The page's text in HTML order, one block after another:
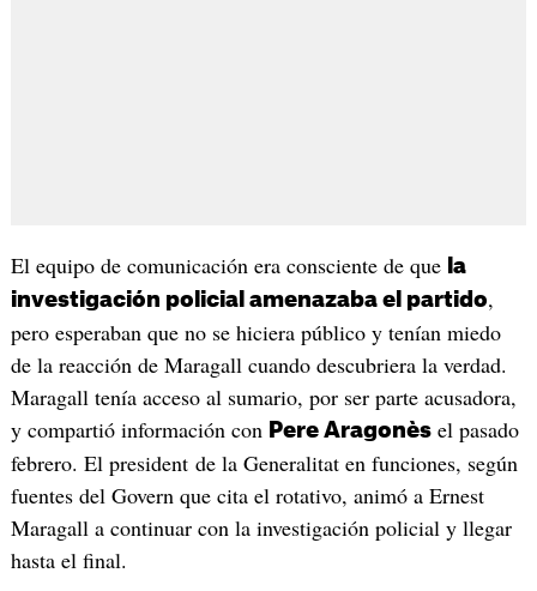
El equipo de comunicación era consciente de que la
investigación policial amenazaba el partido,
pero esperaban que no se hiciera público y tenían miedo
de la reacción de Maragall cuando descubriera la verdad.
Maragall tenía acceso al sumario, por ser parte acusadora,
y compartió información con Pere Aragonèsel pasado
febrero. El president de la Generalitat en funciones, según
fuentes del Govern que cita el rotativo, animó a Ernest
Maragall a continuar con la investigación policial y llegar
hasta el final.